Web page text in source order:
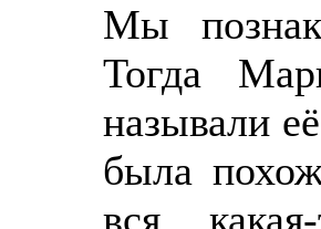
Мы
Тогда
называли
была
вся